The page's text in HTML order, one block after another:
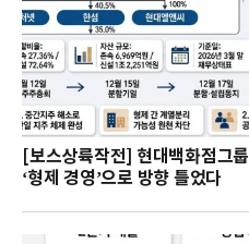
[보스상륙작전] 현대백화점그룹
‘형제 경영’으로 방향 틀었다